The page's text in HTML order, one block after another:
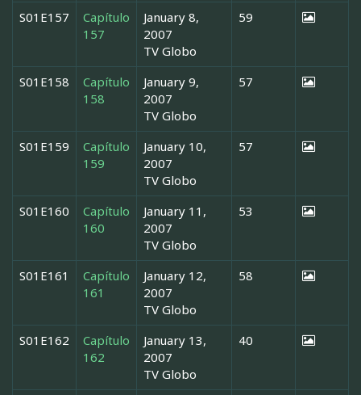
S01E157
Capítulo
157
January 8,
2007
TV Globo
59
S01E158
Capítulo
158
January 9,
2007
TV Globo
57
S01E159
Capítulo
159
January 10,
2007
TV Globo
57
S01E160
Capítulo
160
January 11,
2007
TV Globo
53
S01E161
Capítulo
161
January 12,
2007
TV Globo
58
S01E162
Capítulo
162
January 13,
2007
TV Globo
40